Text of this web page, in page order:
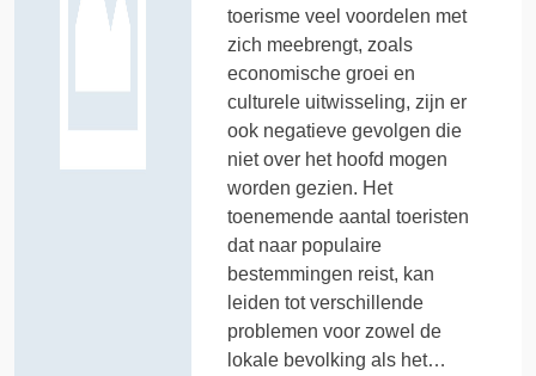
toerisme veel voordelen met
zich meebrengt, zoals
economische groei en
culturele uitwisseling, zijn er
ook negatieve gevolgen die
niet over het hoofd mogen
worden gezien. Het
toenemende aantal toeristen
dat naar populaire
bestemmingen reist, kan
leiden tot verschillende
problemen voor zowel de
lokale bevolking als het…